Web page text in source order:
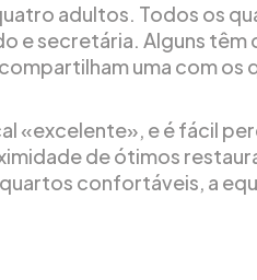
adultos. Todos os
e secretária. Alguns têm
uma com os
«excelente», e é fácil
de ótimos
confortáveis, a